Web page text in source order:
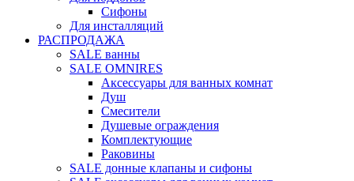
Сифоны
Для инсталляций
РАСПРОДАЖА
SALE ванны
SALE OMNIRES
Аксессуары для ванных комнат
Душ
Смесители
Душевые ограждения
Комплектующие
Раковины
SALE донные клапаны и сифоны